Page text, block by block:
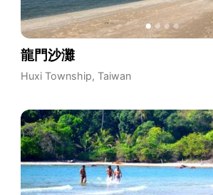
龍門沙灘
Huxi Township, Taiwan